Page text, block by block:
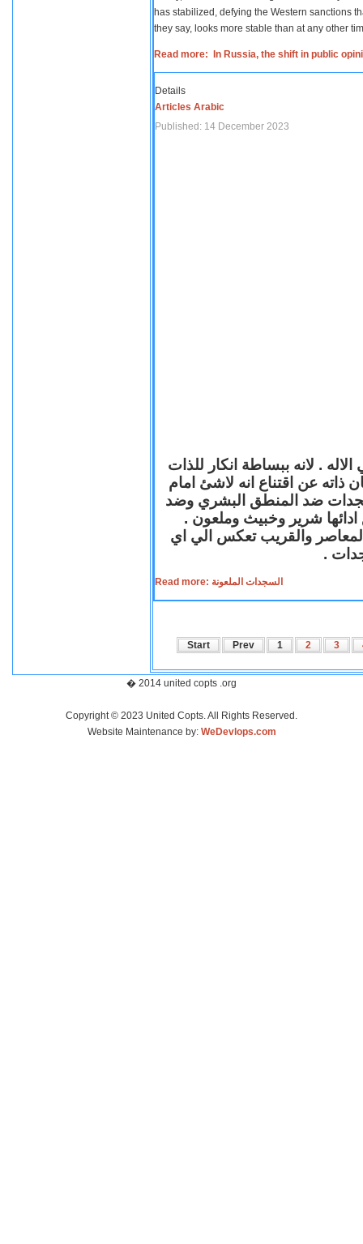
has stabilized, defying the Western sanctions
they say, looks more stable than at any other
Read more: In Russia, the shift in public
Details
Articles Arabic
Published: 14 December 2023
. لانه ببساطة انكار للذات
ذاته عن اقتناع انه لاشئ امام
ضد المنطق البشري وضد
ادائها شرير وخبيث وملعون .
المعاصر والقريب تعكس الي اي
.
Read more: السجدات الملعونة
Start Prev 1 2 3
� 2014 united copts .org
Copyright © 2023 United Copts. All Rights Reserved.
Website Maintenance by: WeDevlops.com